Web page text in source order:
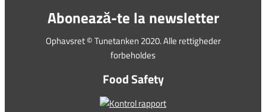
Abonează-te la newsletter
Ophavsret © Tunetanken 2020. Alle rettigheder
forbeholdes
Food Safety